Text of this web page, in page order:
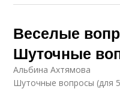
Веселые
Шуточные
Альбина Ахтямова
Шуточные вопросы (для